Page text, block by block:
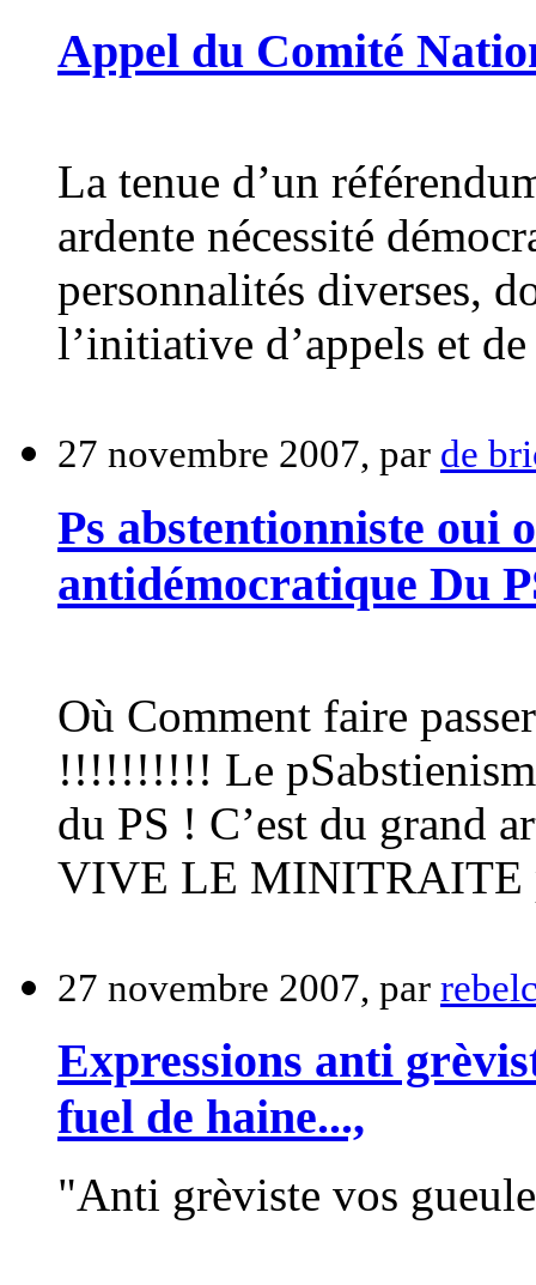
Appel du Comité
La tenue d’un
ardente nécessité
personnalités diverses,
l’initiative d’appels et
27 novembre 2007, par de
Ps abstentionniste oui
antidémocratique Du
Où Comment faire
!!!!!!!!!! Le
du PS ! C’est du grand
VIVE LE MINITRAITE
27 novembre 2007, par
Expressions anti
fuel de haine...,
"Anti grèviste vos